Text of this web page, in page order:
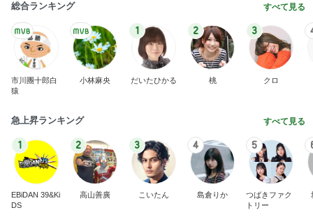
総合ランキング すべて見る
市川團十郎白
猿
小林麻央
1
だいたひかる
2
桃
3
クロ
急上昇ランキング すべて見る
1
EBiDAN 39&Ki
DS
2
高山善廣
3
こいたん
4
島倉りか
5
つばきファク
トリー